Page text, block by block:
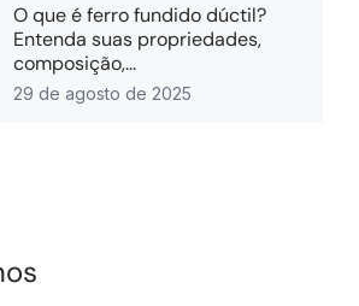
O que é ferro fundido dúctil?
Entenda suas propriedades,
composição,...
29 de agosto de 2025